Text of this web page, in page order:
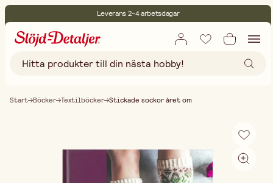
Leverans 2-4 arbetsdagar
Fri frakt vid köp över 499:-
Start Böcker Textilböcker Stickade sockor året om